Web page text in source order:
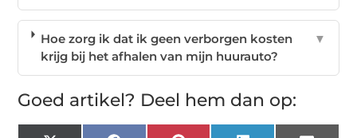
Hoe zorg ik dat ik geen verborgen kosten
krijg bij het afhalen van mijn huurauto?
▼
Goed artikel? Deel hem dan op: